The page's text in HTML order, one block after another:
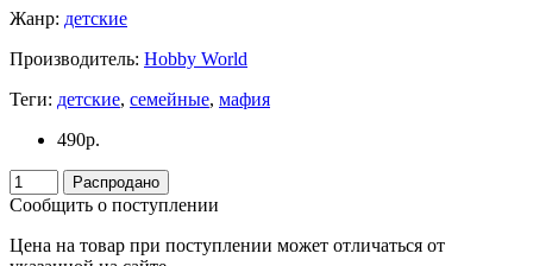
Жанр: детские
Производитель: Hobby World
Теги: детские, семейные, мафия
490р.
Распродано
Сообщить о поступлении
Цена на товар при поступлении может отличаться от